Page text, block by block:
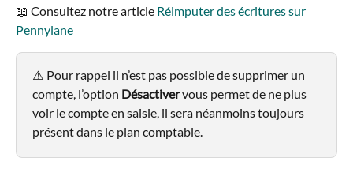
📖 Consultez notre article Réimputer des écritures sur
Pennylane
⚠️ Pour rappel il n’est pas possible de supprimer un
compte, l’option Désactiver vous permet de ne plus
voir le compte en saisie, il sera néanmoins toujours
présent dans le plan comptable.